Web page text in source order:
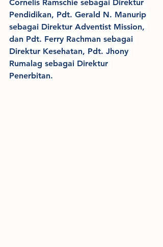
Cornelis Ramschie sebagai Direktur
Pendidikan, Pdt. Gerald N. Manurip
sebagai Direktur Adventist Mission,
dan Pdt. Ferry Rachman sebagai
Direktur Kesehatan, Pdt. Jhony
Rumalag sebagai Direktur
Penerbitan.